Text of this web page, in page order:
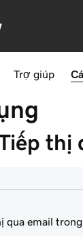
Trợ giúp
thị
qua email